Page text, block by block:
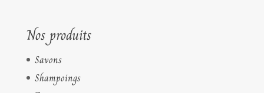
Nos produits
Savons
Shampoings